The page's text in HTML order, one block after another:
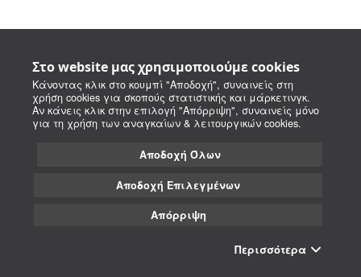
Στο website μας χρησιμοποιούμε cookies
Κάνοντας κλικ στο κουμπί "Αποδοχή", συναινείς στη
χρήση cookies για σκοπούς στατιστικής και μάρκετινγκ.
Αν κάνεις κλικ στην επιλογή "Απόρριψη", συναινείς μόνο
για τη χρήση των αναγκαίων & λειτουργικών cookies.
Αποδοχή Όλων
Αποδοχή Επιλεγμένων
Απόρριψη
Περισσότερα